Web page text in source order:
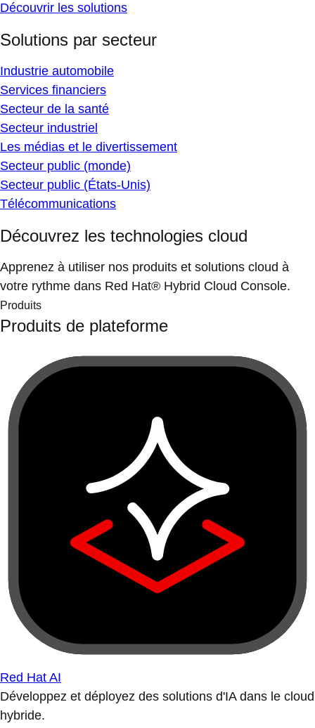
Découvrir les solutions
Solutions par secteur
Industrie automobile
Services financiers
Secteur de la santé
Secteur industriel
Les médias et le divertissement
Secteur public (monde)
Secteur public (États-Unis)
Télécommunications
Découvrez les technologies cloud
Apprenez à utiliser nos produits et solutions cloud à
votre rythme dans Red Hat® Hybrid Cloud Console.
Produits
Produits de plateforme
Red Hat AI
Développez et déployez des solutions d'IA dans le cloud
hybride.